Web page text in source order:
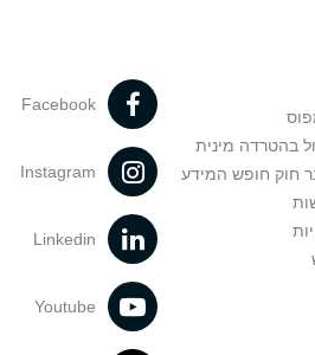
בהטרדה מינית
חוק חופש המידע
Facebook
Instagram
Linkedin
Youtube